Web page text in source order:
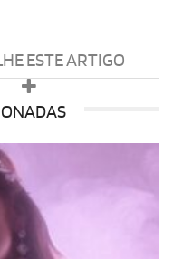
ESTE ARTIGO